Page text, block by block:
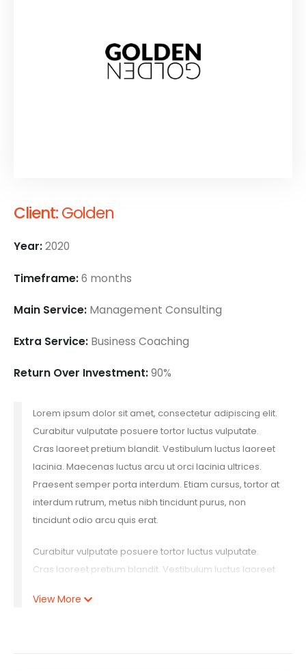
Client:Golden
Year:2020
Timeframe:6 months
Main Service: Management Consulting
Extra Service: Business Coaching
Return Over Investment:90%
Lorem ipsum dolor sit amet, consectetur adipiscing elit.
Curabitur vulputate posuere tortor luctus vulputate.
Cras laoreet pretium blandit. Vestibulum luctus laoreet
lacinia. Maecenas luctus arcu ut orci lacinia ultrices.
Praesent semper porta interdum. Etiam cursus, tortor at
interdum rutrum, metus nibh tincidunt purus, non
tincidunt odio arcu quis erat.
Curabitur vulputate posuere tortor luctus vulputate.
Cras laoreet pretium blandit. Vestibulum luctus laoreet
Praesent semper porta interdum. Etiam cursus, tortor at
View More